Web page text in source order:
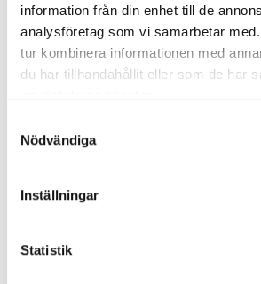
information från din enhet till de
analysföretag som vi samarbetar
tur kombinera informationen med
du har tillhandahållit eller som de har
använt deras tjänster.
personuppgifter.
Nödvändiga
Inställningar
Statistik
EKN:s garantier
uteblivna betalningar och
att stötta företag. Vilken